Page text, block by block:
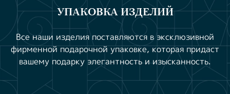
УПАКОВКА ИЗДЕЛИЙ
Все наши изделия поставляются в эксклюзивной
фирменной подарочной упаковке, которая придаст
вашему подарку элегантность и изысканность.